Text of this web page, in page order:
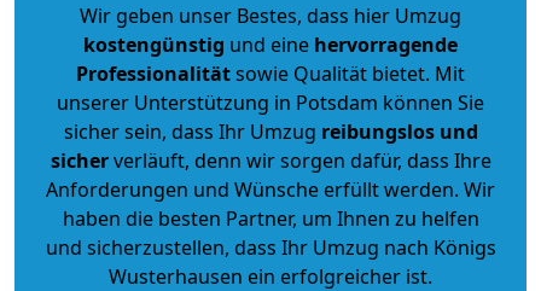
Wir geben unser Bestes, dass hier Umzug
kostengünstig und eine hervorragende
Professionalitätsowie Qualität bietet. Mit
unserer Unterstützung in Potsdam können Sie
sicher sein, dass Ihr Umzug reibungslos und
sicherverläuft, denn wir sorgen dafür, dass Ihre
Anforderungen und Wünsche erfüllt werden. Wir
haben die besten Partner, um Ihnen zu helfen
und sicherzustellen, dass Ihr Umzug nach Königs
Wusterhausen ein erfolgreicher ist.